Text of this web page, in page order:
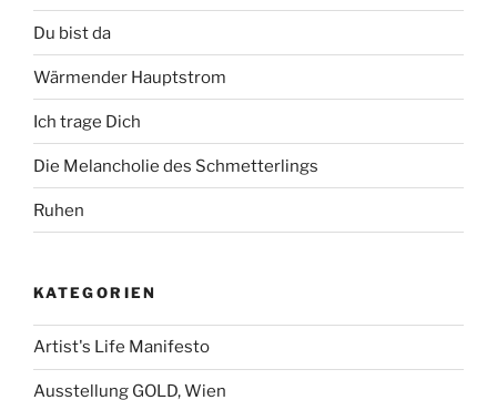
Du bist da
Wärmender Hauptstrom
Ich trage Dich
Die Melancholie des Schmetterlings
Ruhen
KATEGORIEN
Artist's Life Manifesto
Ausstellung GOLD, Wien